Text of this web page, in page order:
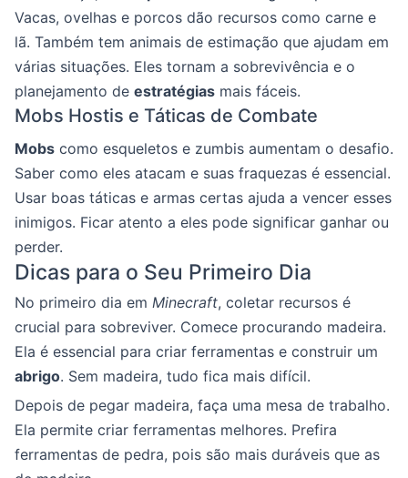
Vacas, ovelhas e porcos dão recursos como carne e
lã. Também tem animais de estimação que ajudam em
várias situações. Eles tornam a sobrevivência e o
planejamento de estratégias mais fáceis.
Mobs Hostis e Táticas de Combate
Mobs como esqueletos e zumbis aumentam o desafio.
Saber como eles atacam e suas fraquezas é essencial.
Usar boas táticas e armas certas ajuda a vencer esses
inimigos. Ficar atento a eles pode significar ganhar ou
perder.
Dicas para o Seu Primeiro Dia
No primeiro dia em Minecraft, coletar recursos é
crucial para sobreviver. Comece procurando madeira.
Ela é essencial para criar ferramentas e construir um
abrigo. Sem madeira, tudo fica mais difícil.
Depois de pegar madeira, faça uma mesa de trabalho.
Ela permite criar ferramentas melhores. Prefira
ferramentas de pedra, pois são mais duráveis que as